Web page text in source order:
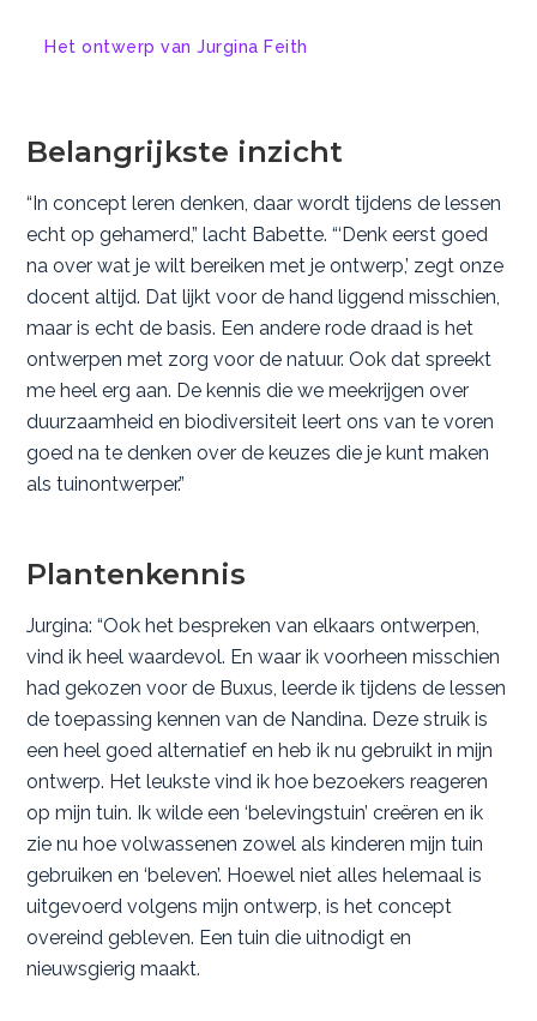
Het ontwerp van Jurgina Feith
Belangrijkste inzicht
“In concept leren denken, daar wordt tijdens de lessen
echt op gehamerd,” lacht Babette. “‘Denk eerst goed
na over wat je wilt bereiken met je ontwerp,’ zegt onze
docent altijd. Dat lijkt voor de hand liggend misschien,
maar is echt de basis. Een andere rode draad is het
ontwerpen met zorg voor de natuur. Ook dat spreekt
me heel erg aan. De kennis die we meekrijgen over
duurzaamheid en biodiversiteit leert ons van te voren
goed na te denken over de keuzes die je kunt maken
als tuinontwerper.”
Plantenkennis
Jurgina: “Ook het bespreken van elkaars ontwerpen,
vind ik heel waardevol. En waar ik voorheen misschien
had gekozen voor de Buxus, leerde ik tijdens de lessen
de toepassing kennen van de Nandina. Deze struik is
een heel goed alternatief en heb ik nu gebruikt in mijn
ontwerp. Het leukste vind ik hoe bezoekers reageren
op mijn tuin. Ik wilde een ‘belevingstuin’ creëren en ik
zie nu hoe volwassenen zowel als kinderen mijn tuin
gebruiken en ‘beleven’. Hoewel niet alles helemaal is
uitgevoerd volgens mijn ontwerp, is het concept
overeind gebleven. Een tuin die uitnodigt en
nieuwsgierig maakt.